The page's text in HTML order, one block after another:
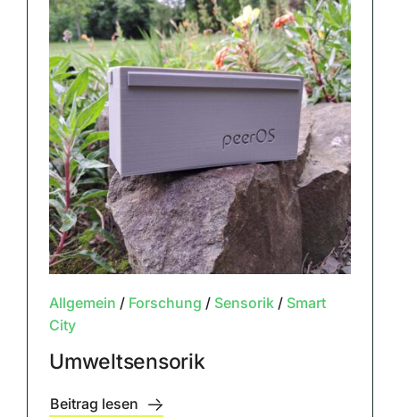
Allgemein / Forschung / Sensorik/ Smart
City
Umweltsensorik
Beitrag lesen